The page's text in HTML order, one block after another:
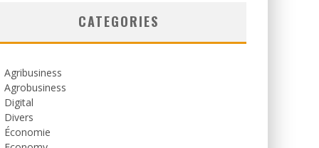
CATEGORIES
Agribusiness
Agrobusiness
Digital
Divers
Économie